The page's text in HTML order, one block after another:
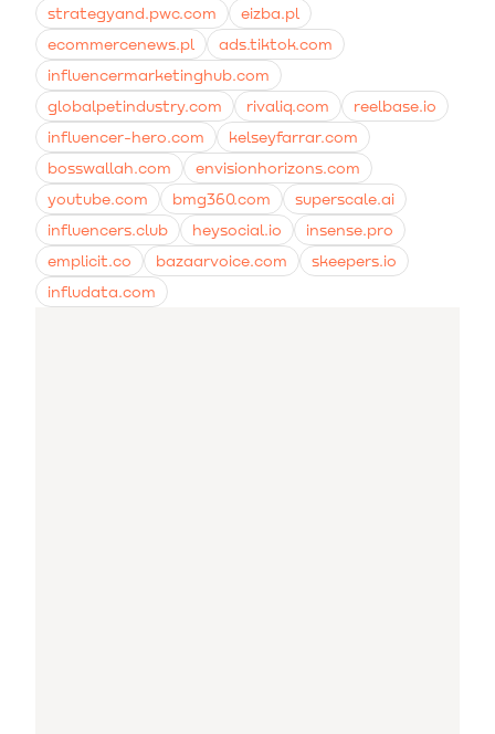
strategyand.pwc.com
eizba.pl
ecommercenews.pl
ads.tiktok.com
influencermarketinghub.com
globalpetindustry.com
rivaliq.com
reelbase.io
influencer-hero.com
kelseyfarrar.com
bosswallah.com
envisionhorizons.com
youtube.com
bmg360.com
superscale.ai
influencers.club
heysocial.io
insense.pro
emplicit.co
bazaarvoice.com
skeepers.io
infludata.com